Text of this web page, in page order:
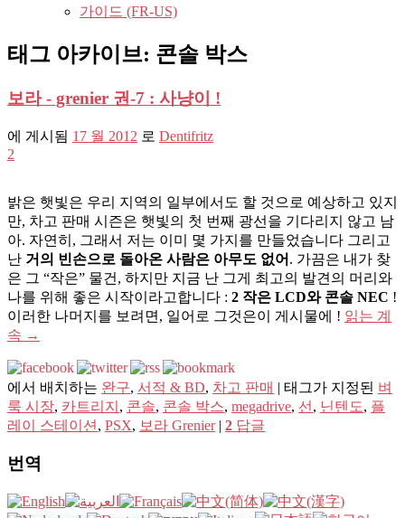
가이드 (FR-US)
태그 아카이브: 콘솔 박스
보라 - grenier 권-7 : 사냥이 !
에 게시됨 17 월 2012 로 Dentifritz
2
밝은 햇빛은 우리 지역의 일부에서도 할 것으로 예상하고 있지
만, 차고 판매 시즌은 햇빛의 첫 번째 광선을 기다리지 않고 남
아. 자연히, 그래서 저는 이미 몇 가지를 만들었습니다 그리고
난 거의 빈손으로 돌아온 사람은 아무도 없어 . 가끔은 내가 찾
은 그 “작은” 물건, 하지만 지금 난 그게 최고의 발견의 머리와
나를 위해 좋은 시작이라고합니다 : 2 작은 LCD와 콘솔 NEC !
이러한 나머지를 보려면, 일어로 그것은이 게시물에 ! 읽는 계
속 →
에서 배치하는 완구, 서적 & BD, 차고 판매 | 태그가 지정된 벼
룩 시장, 카트리지 , 콘솔, 콘솔 박스, megadrive, 선 , 닌텐도, 플
레이 스테이션 , PSX, 보라 Grenier | 2 답글
번역